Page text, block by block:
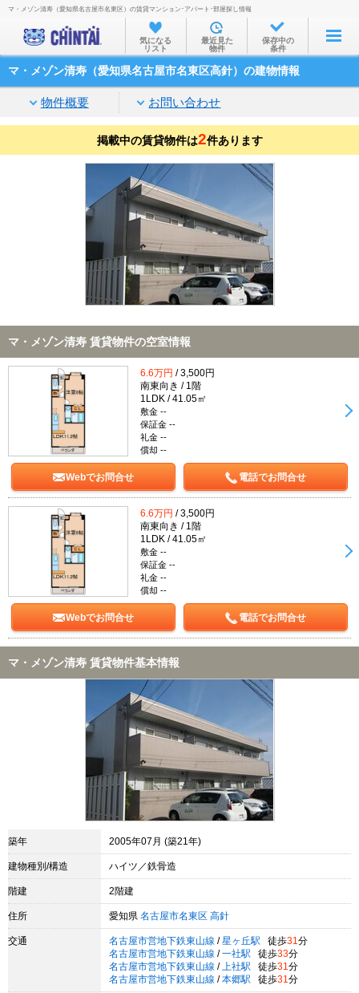
お部屋を探す
沿線・駅から
家賃相場から
通勤通学時間から
物件特集から
不動産会社から
マ・メゾン清寿（愛知県名古屋市名東区）の賃貸マンション･アパート･部屋探し情報
気になる
リスト
最近見た
物件
保存中の
条件
マ・メゾン清寿（愛知県名古屋市名東区高針）の建物情報
物件概要 お問い合わせ
掲載中の賃貸物件は2件あります
マ・メゾン清寿 賃貸物件の空室情報
6.6万円 / 3,500円
南東向き / 1階
1LDK / 41.05㎡
敷金 --
保証金 --
礼金 --
償却 --
Webでお問合せ 電話でお問合せ
6.6万円 / 3,500円
南東向き / 1階
1LDK / 41.05㎡
敷金 --
保証金 --
礼金 --
償却 --
Webでお問合せ 電話でお問合せ
マ・メゾン清寿 賃貸物件基本情報
築年 2005年07月 (築21年)
建物種別/構造 ハイツ／鉄骨造
階建 2階建
住所 愛知県 名古屋市名東区 高針
交通 名古屋市営地下鉄東山線 / 星ヶ丘駅 徒歩31 分
名古屋市営地下鉄東山線 / 一社駅 徒歩33分
名古屋市営地下鉄東山線 / 上社駅 徒歩31 分
名古屋市営地下鉄東山線 / 本郷駅 徒歩31 分